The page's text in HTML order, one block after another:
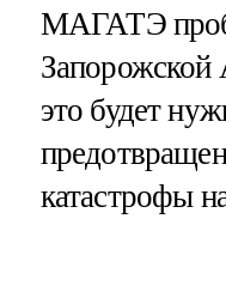
МАГАТЭ
Запорожской
это будет
катастрофы